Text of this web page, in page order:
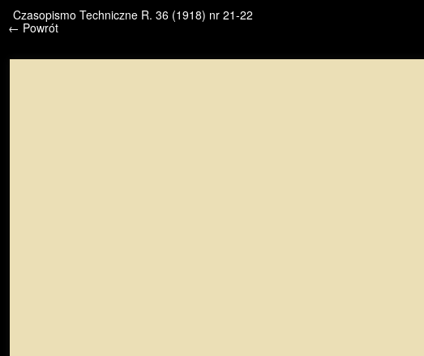
/* */ /* */ /* pliki_strona_po_stronie */
Czasopismo Techniczne R. 36 (1918) nr 21-22
← Powrót